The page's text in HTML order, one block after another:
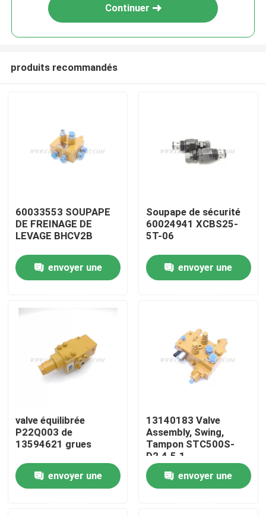
Aperçu
A propos de nous
Contrôle de la qualité
nouvelles
Demande de soumission
Continuer
produits recommandés
60033553 SOUPAPE
DE FREINAGE DE
LEVAGE BHCV2B
envoyer une
Soupape de sécurité
60024941 XCBS25-
5T-06
envoyer une
valve équilibrée
P22Q003 de
13594621 grues
envoyer une
13140183 Valve
Assembly, Swing,
Tampon STC500S-
D2.4.5.1
envoyer une